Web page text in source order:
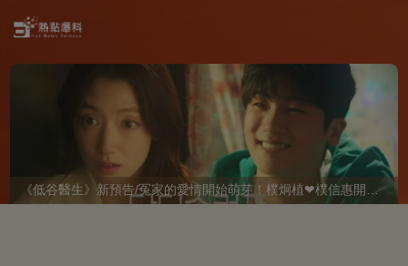
《低谷醫生》新預告/冤家的愛情開始萌芽！樸炯植❤樸信惠開啓「同居生活」互相共鳴、安慰~